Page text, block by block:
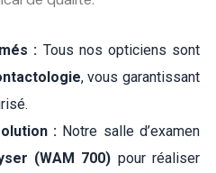
: Tous nos opticiens sont
, vous garantissant
.
: Notre salle d’examen
(WAM 700) pour réaliser